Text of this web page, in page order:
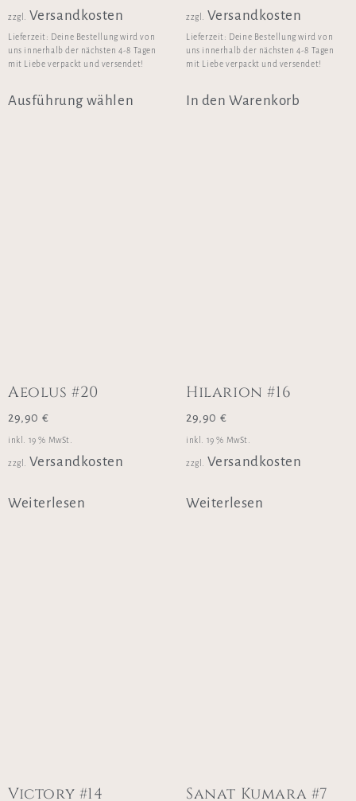
zzgl. Versandkosten
Lieferzeit: Deine Bestellung wird von
uns innerhalb der nächsten 4-8 Tagen
mit Liebe verpackt und versendet!
Ausführung wählen
zzgl. Versandkosten
Lieferzeit: Deine Bestellung wird von
uns innerhalb der nächsten 4-8 Tagen
mit Liebe verpackt und versendet!
In den Warenkorb
Aeolus #20
29,90 €
inkl. 19 % MwSt.
zzgl. Versandkosten
Weiterlesen
Hilarion #16
29,90 €
inkl. 19 % MwSt.
zzgl. Versandkosten
Weiterlesen
Victory #14 Sanat Kumara #7